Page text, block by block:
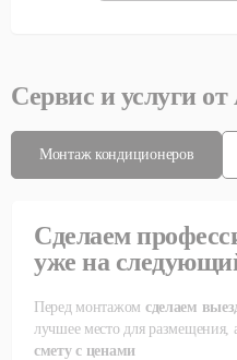
Сервис и услуги
Монтаж кондиционеров
Сделаем
уже на
Перед монтажом сделаем
лучшее место для размещения,
смету с ценами